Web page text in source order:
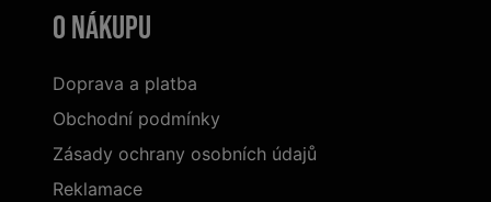
O nákupu
Doprava a platba
Obchodní podmínky
Zásady ochrany osobních údajů
Reklamace